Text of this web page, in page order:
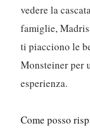
vedere la
famiglie,
ti piacciono le
Monsteiner per
esperienza.
Come posso